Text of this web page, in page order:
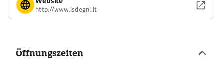
http://www.isdegni.it
Öffnungszeiten